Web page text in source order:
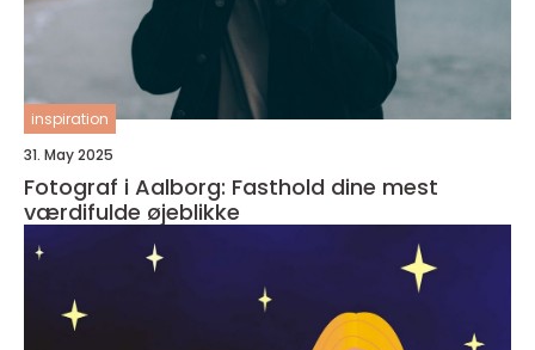
inspiration
31. May 2025
Fotograf i Aalborg: Fasthold dine mest
værdifulde øjeblikke